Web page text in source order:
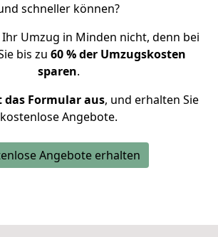
schneller können?
Umzug in Minden nicht, denn bei
bis zu 60 % der Umzugskosten
sparen.
das Formular aus, und erhalten Sie
kostenlose Angebote.
Angebote erhalten